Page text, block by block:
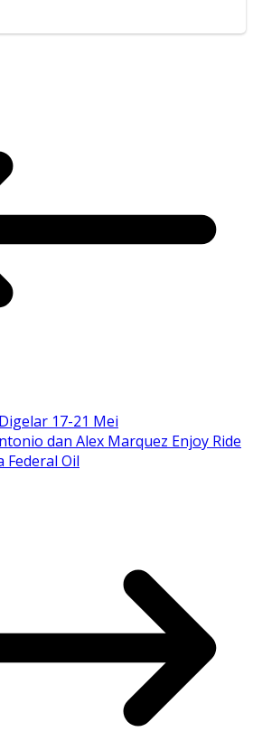
17-21 Mei
dan Alex Marquez Enjoy Ride
Federal Oil